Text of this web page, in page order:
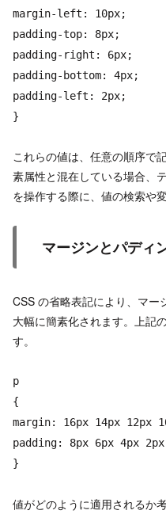
margin-left: 10px;
padding-top: 8px;
padding-right: 6px;
padding-bottom: 4px;
padding-left: 2px;
}
これらの値は、任意の順序で
素属性と混在している場合、
を操作する際に、値の検索や
マージンとパディ
CSS の省略表記により、マ
大幅に簡素化されます。上記
す。
p
{
margin: 16px 14px 12px
padding: 8px 6px 4px
}
値がどのように適用されるか